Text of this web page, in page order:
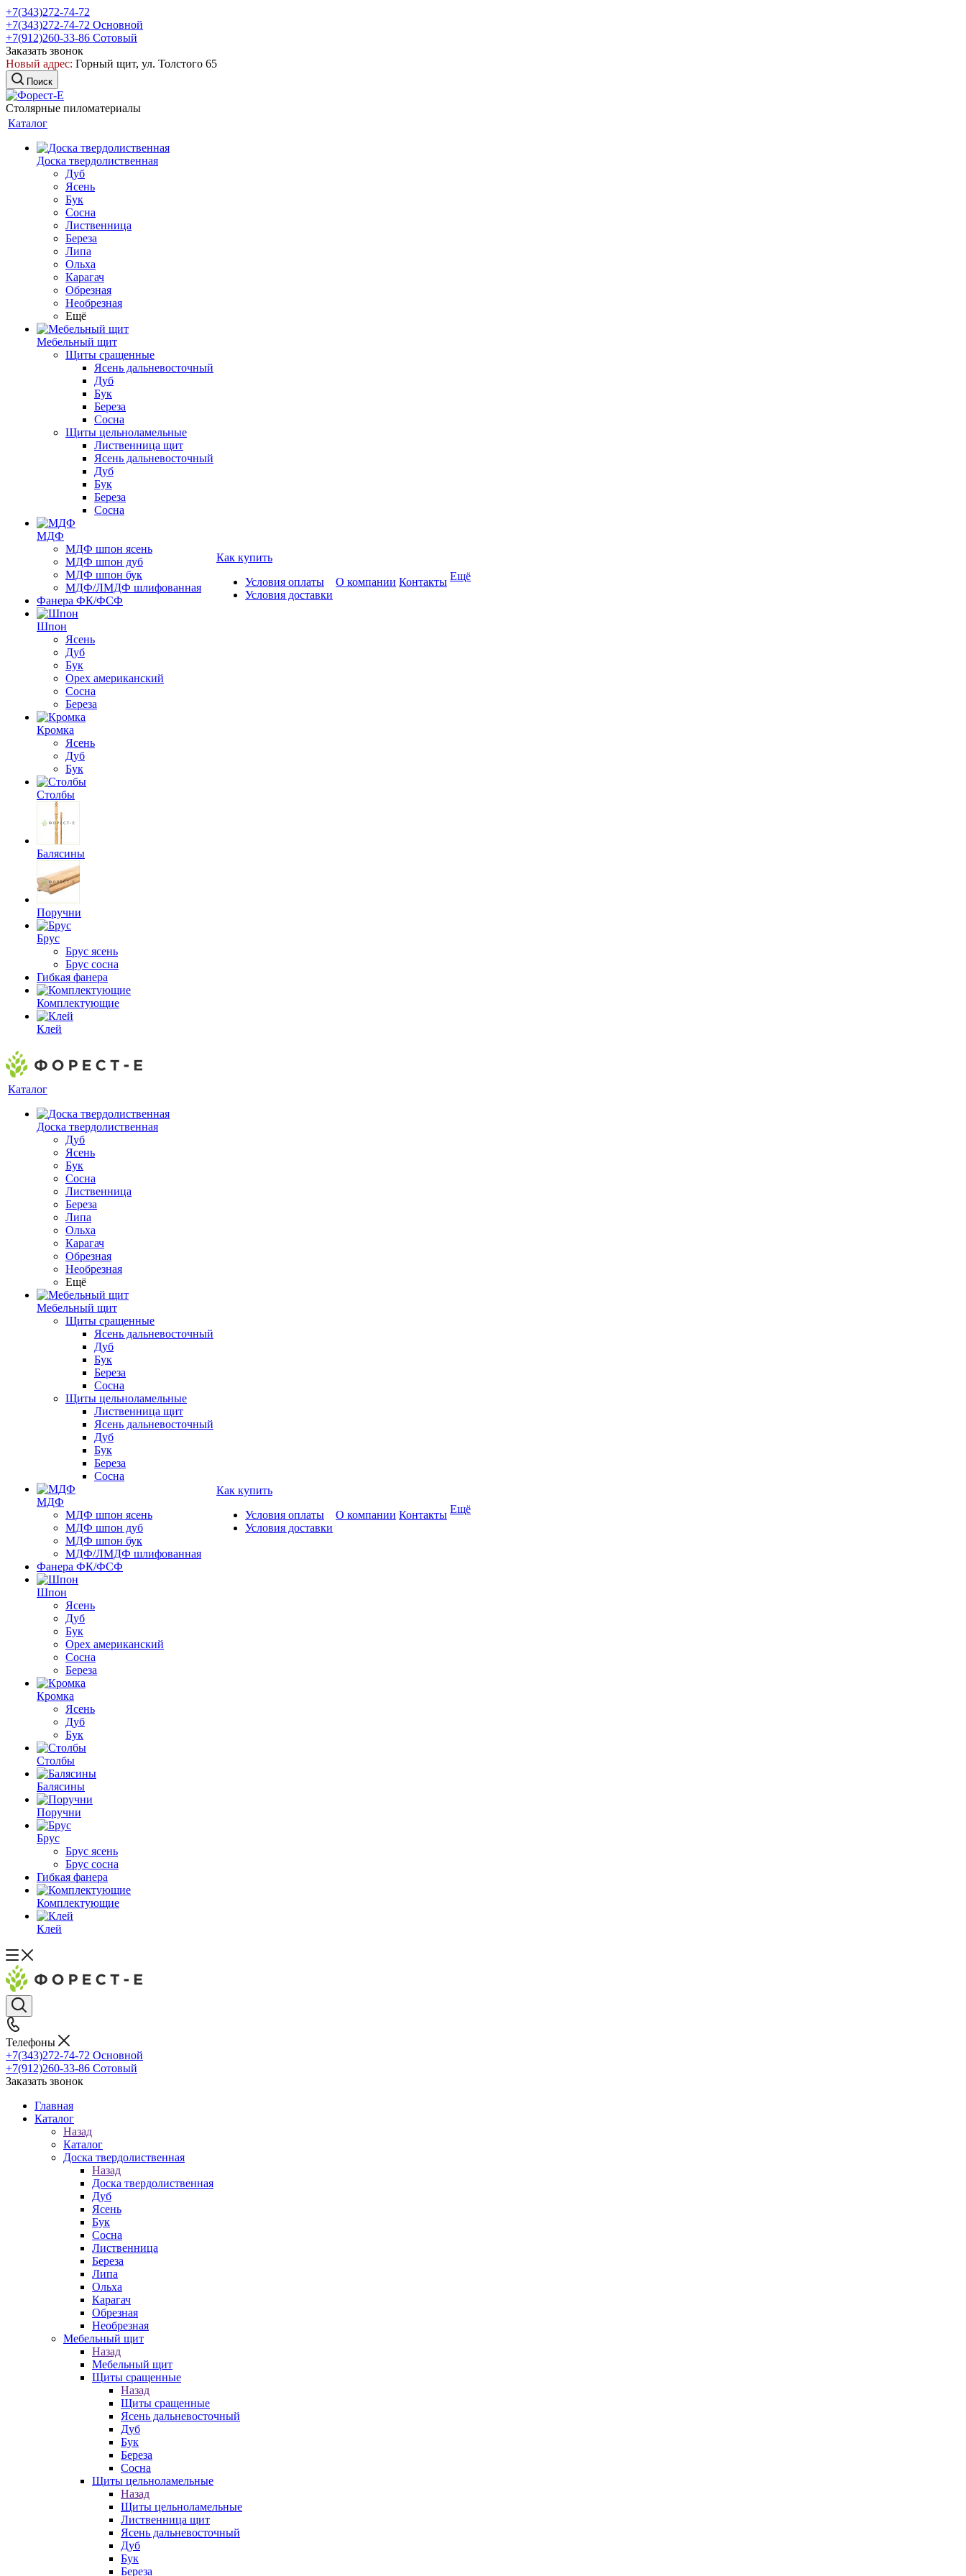
+7(343)272-74-72
+7(343)272-74-72 Основной
+7(912)260-33-86 Сотовый
Заказать звонок
Новый адрес: Горный щит, ул. Толстого 65
Поиск
Столярные пиломатериалы
Каталог
Доска твердолиственная
Дуб
Ясень
Бук
Сосна
Лиственница
Береза
Липа
Ольха
Карагач
Обрезная
Необрезная
Ещё
Мебельный щит
Щиты сращенные
Ясень дальневосточный
Дуб
Бук
Береза
Сосна
Щиты цельноламельные
Лиственница щит
Ясень дальневосточный
Дуб
Бук
Береза
Сосна
МДФ
МДФ шпон ясень
МДФ шпон дуб
МДФ шпон бук
МДФ/ЛМДФ шлифованная
Фанера ФК/ФСФ
Шпон
Ясень
Дуб
Бук
Орех американский
Сосна
Береза
Кромка
Ясень
Дуб
Бук
Столбы
Балясины
Поручни
Брус
Брус ясень
Брус сосна
Гибкая фанера
Комплектующие
Клей
Как купить
Условия оплаты
Условия доставки
О компании Контакты Ещё
Каталог
Доска твердолиственная
Дуб
Ясень
Бук
Сосна
Лиственница
Береза
Липа
Ольха
Карагач
Обрезная
Необрезная
Ещё
Мебельный щит
Щиты сращенные
Ясень дальневосточный
Дуб
Бук
Береза
Сосна
Щиты цельноламельные
Лиственница щит
Ясень дальневосточный
Дуб
Бук
Береза
Сосна
МДФ
МДФ шпон ясень
МДФ шпон дуб
МДФ шпон бук
МДФ/ЛМДФ шлифованная
Фанера ФК/ФСФ
Шпон
Ясень
Дуб
Бук
Орех американский
Сосна
Береза
Кромка
Ясень
Дуб
Бук
Столбы
Балясины
Поручни
Брус
Брус ясень
Брус сосна
Гибкая фанера
Комплектующие
Клей
Как купить
Условия оплаты
Условия доставки
О компании Контакты Ещё
Телефоны
+7(343)272-74-72 Основной
+7(912)260-33-86 Сотовый
Заказать звонок
Главная
Каталог
Назад
Каталог
Доска твердолиственная
Назад
Доска твердолиственная
Дуб
Ясень
Бук
Сосна
Лиственница
Береза
Липа
Ольха
Карагач
Обрезная
Необрезная
Мебельный щит
Назад
Мебельный щит
Щиты сращенные
Назад
Щиты сращенные
Ясень дальневосточный
Дуб
Бук
Береза
Сосна
Щиты цельноламельные
Назад
Щиты цельноламельные
Лиственница щит
Ясень дальневосточный
Дуб
Бук
Береза